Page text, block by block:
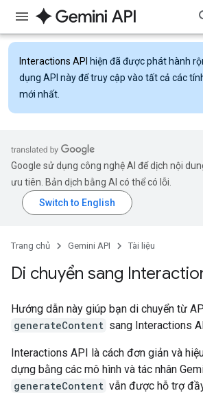
Interactions API hiện đã được phát hành
dụng API này để truy cập vào tất cả các
mới nhất.
Google sử dụng công nghệ AI để dịch nội
ưu tiên. Bản dịch bằng AI có thể có lỗi.
Trang chủ Gemini API Tài liệu
Di chuyển sang
Hướng dẫn này giúp bạn di chuyển từ
generateContent sang Interactions
Interactions API là cách đơn giản và
dựng bằng các mô hình và tác nhân
generateContent vẫn được hỗ trợ